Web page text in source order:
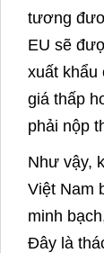
tương
EU sẽ
xuất khẩu
giá thấp
phải nộp
Như vậy,
Việt Nam
minh
Đây là